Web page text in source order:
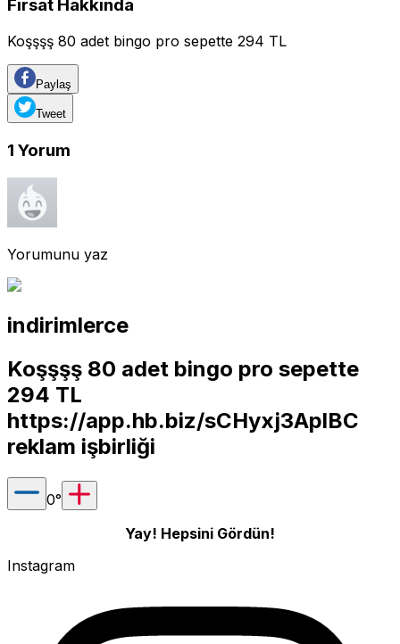
Fırsat Hakkında
Koşşşş 80 adet bingo pro sepette 294 TL
Paylaş
Tweet
1 Yorum
Yorumunu yaz
indirimlerce
Koşşşş 80 adet bingo pro sepette
294 TL
https://app.hb.biz/sCHyxj3AplBC
reklam işbirliği
0°
Yay! Hepsini Gördün!
Instagram